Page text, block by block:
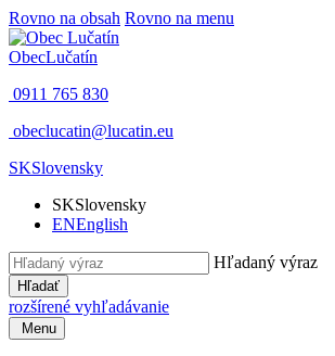
Rovno na obsah Rovno na menu
ObecLučatín
0911 765 830
obeclucatin@lucatin.eu
SKSlovensky
SKSlovensky
ENEnglish
Hľadaný výraz
Hľadať
rozšírené vyhľadávanie
Menu